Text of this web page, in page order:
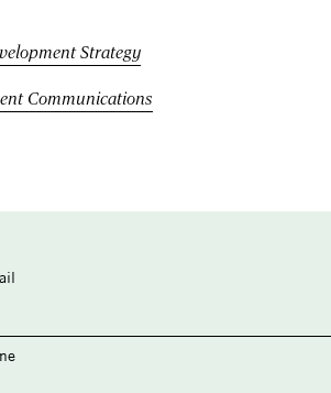
Strategy
Communications